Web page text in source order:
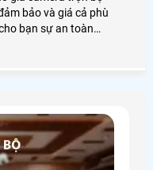
bạn sự an toàn